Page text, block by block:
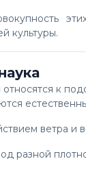
культуры.
ветра и
разной